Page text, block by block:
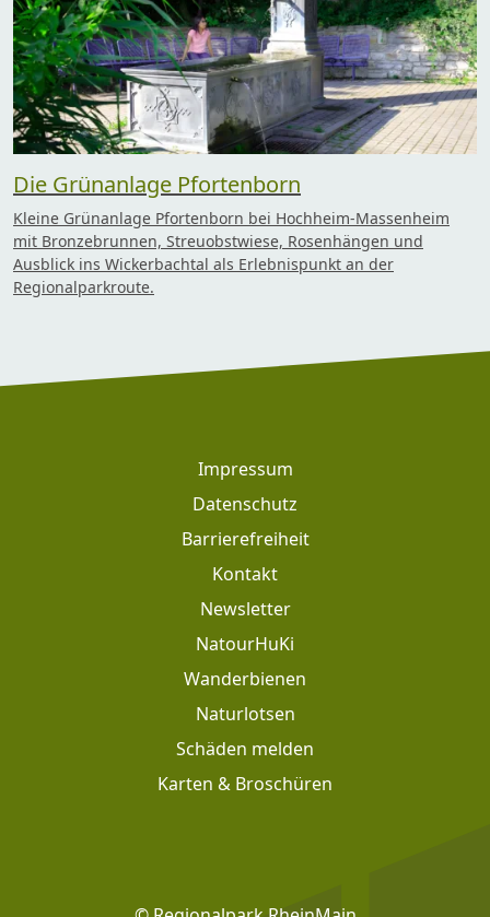
Die Grünanlage Pfortenborn
Kleine Grünanlage Pfortenborn bei Hochheim-Massenheim
mit Bronzebrunnen, Streuobstwiese, Rosenhängen und
Ausblick ins Wickerbachtal als Erlebnispunkt an der
Regionalparkroute.
Footer: Meta Navigation
Impressum
Datenschutz
Barrierefreiheit
Kontakt
Newsletter
NatourHuKi
Wanderbienen
Naturlotsen
Schäden melden
Karten & Broschüren